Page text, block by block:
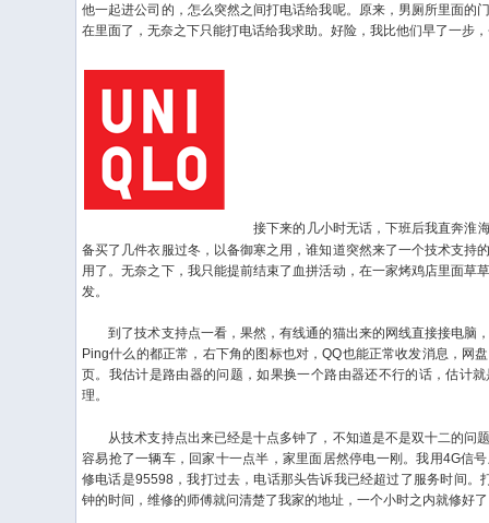
他一起进公司的，怎么突然之间打电话给我呢。原来，男厕所里面的
在里面了，无奈之下只能打电话给我求助。好险，我比他们早了一步
接下来的几小时无话，下班后我直奔淮
备买了几件衣服过冬，以备御寒之用，谁知道突然来了一个技术支持
用了。无奈之下，我只能提前结束了血拼活动，在一家烤鸡店里面草
发。
到了技术支持点一看，果然，有线通的猫出来的网线直接接电脑
Ping什么的都正常，右下角的图标也对，QQ也能正常收发消息，网
页。我估计是路由器的问题，如果换一个路由器还不行的话，估计
理。
从技术支持点出来已经是十点多钟了，不知道是不是双十二的问
容易抢了一辆车，回家十一点半，家里面居然停电一刚。我用4G信
修电话是95598，我打过去，电话那头告诉我已经超过了服务时间。
钟的时间，维修的师傅就问清楚了我家的地址，一个小时之内就修好